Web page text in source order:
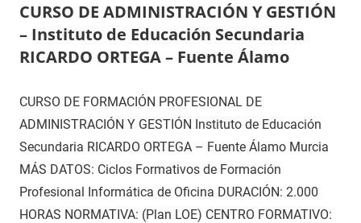
CURSO DE ADMINISTRACIÓN Y GESTIÓN
– Instituto de Educación Secundaria
RICARDO ORTEGA – Fuente Álamo
CURSO DE FORMACIÓN PROFESIONAL DE
ADMINISTRACIÓN Y GESTIÓN Instituto de Educación
Secundaria RICARDO ORTEGA – Fuente Álamo Murcia
MÁS DATOS: Ciclos Formativos de Formación
Profesional Informática de Oficina DURACIÓN: 2.000
HORAS NORMATIVA: (Plan LOE) CENTRO FORMATIVO: